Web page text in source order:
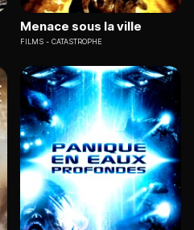
Menace sous la ville
FILMS CATASTROPHE